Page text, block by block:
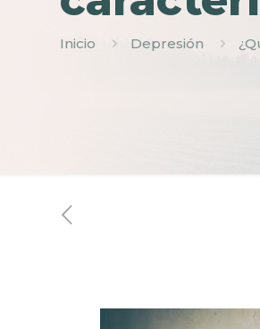
Inicio Depresión